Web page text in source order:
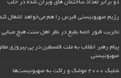
دو برابر تعداد ساختمان های ویران شده در حلب
رژیم صهیونیستی قبرس را هم می‌خواهد اشغال
تخریب قبور ائمه بقیع در نظر اهل سنت هیچ مبنایی
پیام رهبر انقلاب به ملت فلسطین در پی پیروزی
صهیونیستی
شلیک ۲۰۰۰ موشک و راکت به صهیونیست‌ها